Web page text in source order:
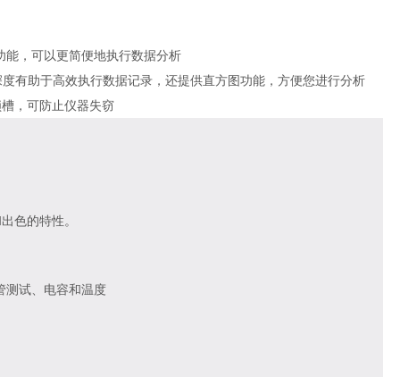
能，可以更简便地执行数据分析
有助于高效执行数据记录，还提供直方图功能，方便您进行分析
，可防止仪器失窃
色的特性。
测试、电容和温度